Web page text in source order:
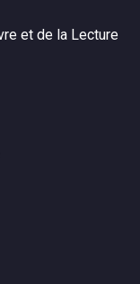
et de la Lecture